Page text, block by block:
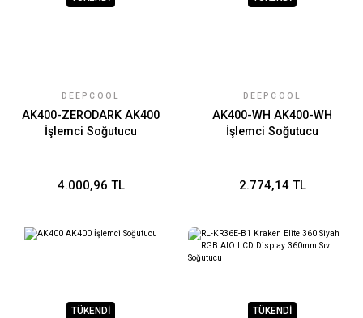
DEEPCOOL
AK400-ZERODARK AK400
İşlemci Soğutucu
4.000,96 TL
DEEPCOOL
AK400-WH AK400-WH
İşlemci Soğutucu
2.774,14 TL
TÜKENDİ TÜKENDİ